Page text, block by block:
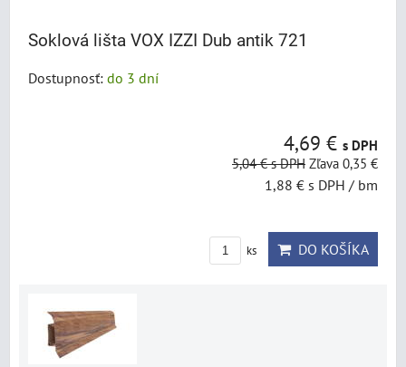
Soklová lišta VOX IZZI Dub antik 721
Dostupnosť: do 3 dní
4,69 € s DPH
5,04 €s DPH Zľava 0,35 €
1,88 € s DPH / bm
ks DO KOŠÍKA